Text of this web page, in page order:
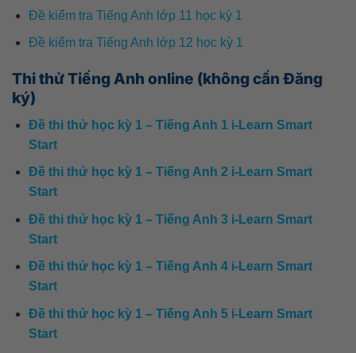
Đề kiểm tra Tiếng Anh lớp 11 học kỳ 1
Đề kiểm tra Tiếng Anh lớp 12 học kỳ 1
Thi thử Tiếng Anh online (không cần Đăng
ký)
Đề thi thử học kỳ 1 – Tiếng Anh 1 i-Learn Smart
Start
Đề thi thử học kỳ 1 – Tiếng Anh 2 i-Learn Smart
Start
Đề thi thử học kỳ 1 – Tiếng Anh 3 i-Learn Smart
Start
Đề thi thử học kỳ 1 – Tiếng Anh 4 i-Learn Smart
Start
Đề thi thử học kỳ 1 – Tiếng Anh 5 i-Learn Smart
Start